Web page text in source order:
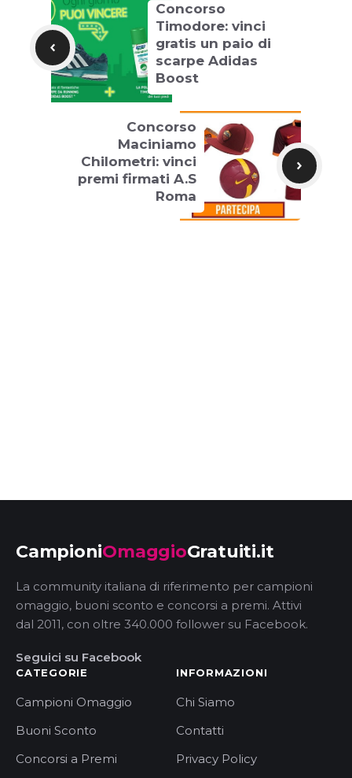
Concorso
Timodore: vinci
gratis un paio di
scarpe Adidas
Boost
Concorso
Maciniamo
Chilometri: vinci
premi firmati A.S
Roma
CampioniOmaggioGratuiti.it
La community italiana di riferimento per campioni
omaggio, buoni sconto e concorsi a premi. Attivi
dal 2011, con oltre 340.000 follower su Facebook.
Seguici su Facebook
CATEGORIE
Campioni Omaggio
Buoni Sconto
Concorsi a Premi
INFORMAZIONI
Chi Siamo
Contatti
Privacy Policy